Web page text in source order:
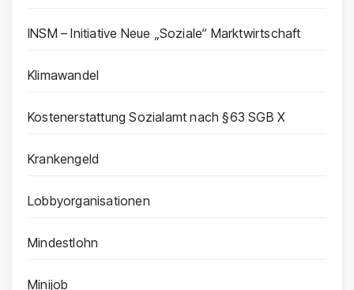
INSM – Initiative Neue „Soziale“ Marktwirtschaft
Klimawandel
Kostenerstattung Sozialamt nach §63 SGB X
Krankengeld
Lobbyorganisationen
Mindestlohn
Minijob